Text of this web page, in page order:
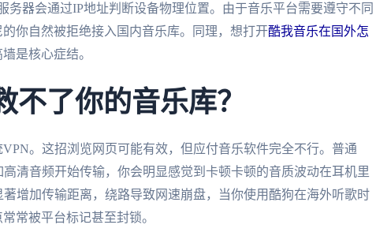
务器会通过IP地址判断设备物理位置。由于音乐平台需要遵守不同
你自然被拒绝接入国内音乐库。同理，想打开酷我音乐在国外怎
是核心症结。
不了你的音乐库？
。这招浏览网页可能有效，但应付音乐软件完全不行。普通
清音频开始传输，你会明显感觉到卡顿卡顿的音质波动在耳机里
增加传输距离，绕路导致网速崩盘，当你使用酷狗在海外听歌时
常被平台标记甚至封锁。